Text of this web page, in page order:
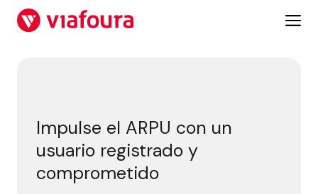
Saltar
Impulse el ARPU con un
usuario registrado y
comprometido